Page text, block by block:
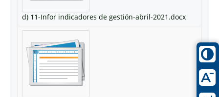
d) 11-Infor indicadores de gestión-abril-2021.docx